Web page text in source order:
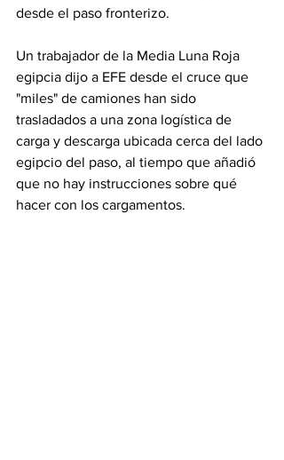
desde el paso fronterizo.
Un trabajador de la Media Luna Roja
egipcia dijo a EFE desde el cruce que
"miles" de camiones han sido
trasladados a una zona logística de
carga y descarga ubicada cerca del lado
egipcio del paso, al tiempo que añadió
que no hay instrucciones sobre qué
hacer con los cargamentos.